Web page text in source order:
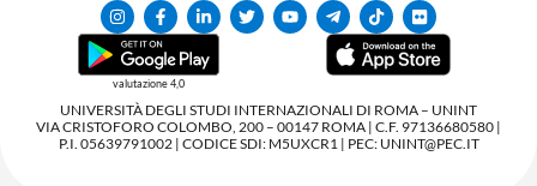
valutazione 4,0
UNIVERSITÀ DEGLI STUDI INTERNAZIONALI DI ROMA – UNINT
VIA CRISTOFORO COLOMBO, 200 – 00147 ROMA | C.F. 97136680580 |
P.I. 05639791002 | CODICE SDI: M5UXCR1 | PEC: UNINT@PEC.IT